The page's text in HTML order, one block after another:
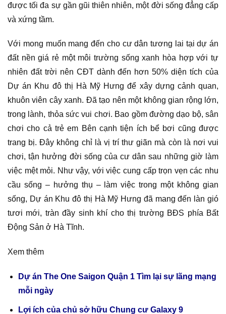
được tối đa sự gần gũi thiên nhiên, một đời sống đẳng cấp
và xứng tầm.
Với mong muốn mang đến cho cư dân tương lai tại dự án
đất nền giá rẻ một môi trường sống xanh hòa hợp với tự
nhiên đất trời nên CĐT dành đến hơn 50% diện tích của
Dự án Khu đô thị Hà Mỹ Hưng để xây dựng cảnh quan,
khuôn viên cây xanh. Đã tạo nên một không gian rộng lớn,
trong lành, thỏa sức vui chơi. Bao gồm đường dạo bộ, sân
chơi cho cả trẻ em Bên cạnh tiện ích bể bơi cũng được
trang bị. Đây không chỉ là vị trí thư giãn mà còn là nơi vui
chơi, tận hưởng đời sống của cư dân sau những giờ làm
việc mệt mỏi. Như vậy, với việc cung cấp trọn vẹn các nhu
cầu sống – hưởng thụ – làm việc trong một không gian
sống, Dự án Khu đô thị Hà Mỹ Hưng đã mang đến làn gió
tươi mới, tràn đầy sinh khí cho thị trường BĐS phía Bất
Động Sản ở Hà Tĩnh.
Xem thêm
Dự án The One Saigon Quận 1 Tìm lại sự lãng mạng
mỗi ngày
Lợi ích của chủ sở hữu Chung cư Galaxy 9